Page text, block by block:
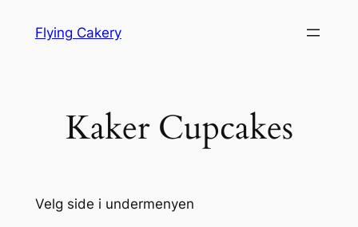
Flying Cakery
Kaker Cupcakes
Velg side i undermenyen